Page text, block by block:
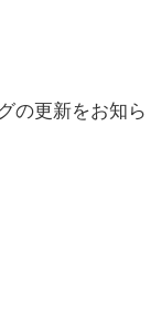
の更新をお知ら